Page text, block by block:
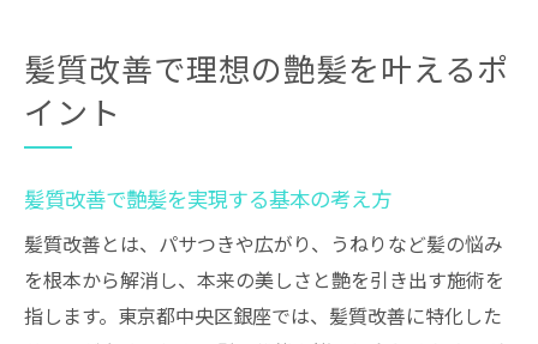
髪質改善を成功させるサロンの選び方ポイ
ント
髪質改善ストレートの特徴と効果の魅力
銀座で人気の髪質改善ストレート施術とは
縮毛矯正との違いを髪質改善目線で比較
髪質改善ストレートで朝のセットが楽にな
髪質改善で理想の艶髪を叶えるポ
イント
髪質改善で艶髪を実現する基本の考え方
髪質改善とは、パサつきや広がり、うねりなど髪の悩み
を根本から解消し、本来の美しさと艶を引き出す施術を
指します。東京都中央区銀座では、髪質改善に特化した